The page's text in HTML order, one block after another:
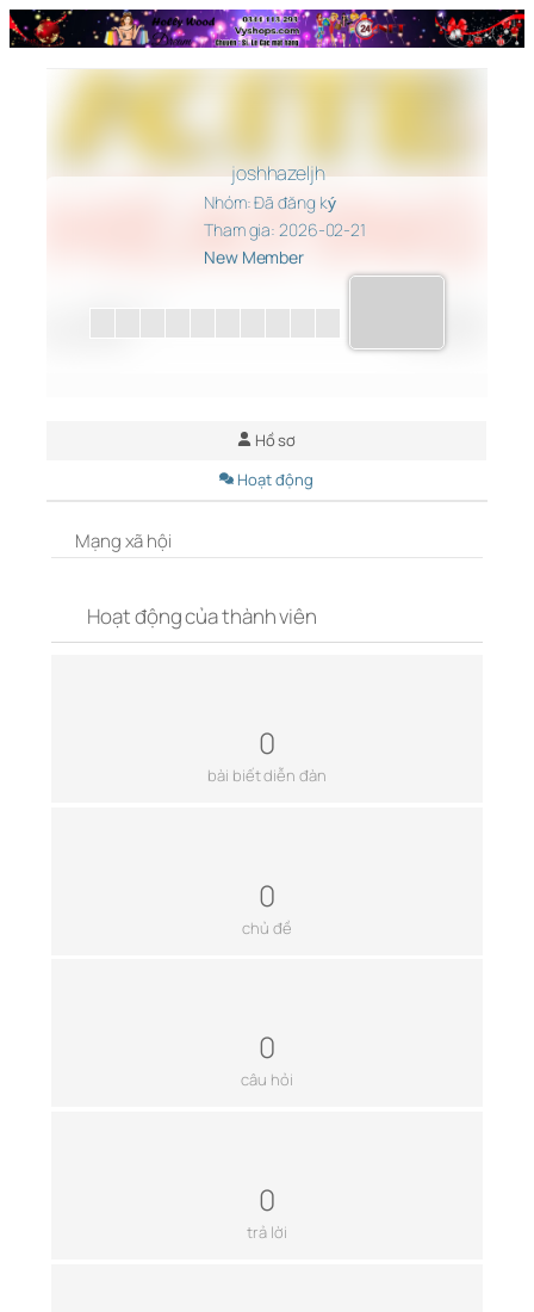
Chuyển
đến
joshhazeljh
Nhóm: Đã đăng ký
Tham gia: 2026-02-21
New Member
Hồ sơ
Hoạt động
Mạng xã hội
Hoạt động của thành viên
0
bài biết diễn đàn
0
chủ đề
0
câu hỏi
0
trả lời